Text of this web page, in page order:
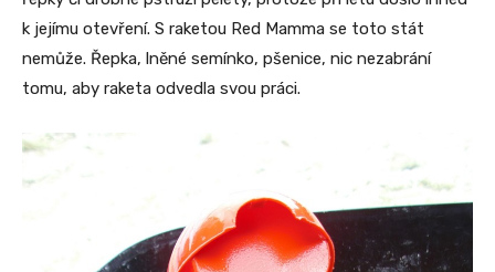
k jejímu otevření. S raketou Red Mamma se toto stát
nemůže. Řepka, lněné semínko, pšenice, nic nezabrání
tomu, aby raketa odvedla svou práci.